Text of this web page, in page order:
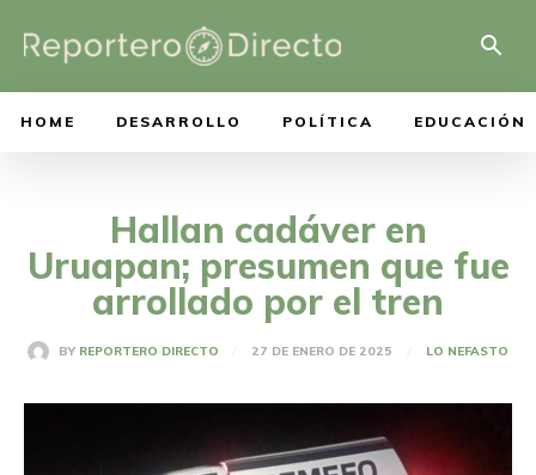
HOME DESARROLLO POLÍTICA EDUCACIÓN
Hallan cadáver en
Uruapan; presumen que fue
arrollado por el tren
BY REPORTERO DIRECTO 27 DE ENERO DE 2025 LO NEFASTO